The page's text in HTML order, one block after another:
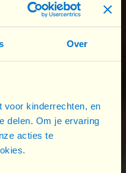
Over
voor kinderrechten, en
delen. Om je ervaring
acties te